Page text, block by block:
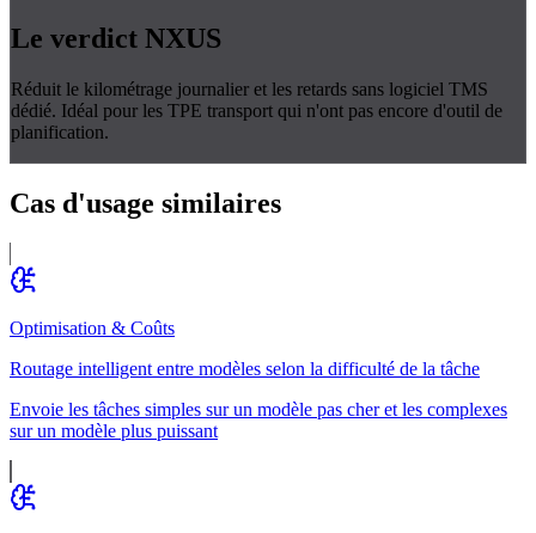
Le verdict NXUS
Réduit le kilométrage journalier et les retards sans logiciel TMS
dédié. Idéal pour les TPE transport qui n'ont pas encore d'outil de
planification.
Cas d'usage similaires
Optimisation & Coûts
Routage intelligent entre modèles selon la difficulté de la tâche
Envoie les tâches simples sur un modèle pas cher et les complexes
sur un modèle plus puissant